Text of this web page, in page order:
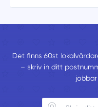
Det finns 60st
– skriv in ditt